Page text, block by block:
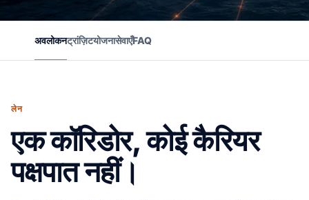
अवलोकनट्रांज़िटयोजनासेवाएँFAQ
लेन
एक कॉरिडोर, कोई कैरियर
पक्षपात नहीं।